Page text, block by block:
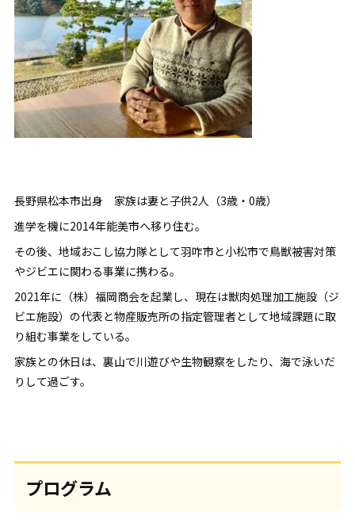
長野県松本市出身 家族は妻と子供2人（3歳・0歳）
進学を機に2014年能美市へ移り住む。
その後、地域おこし協力隊として羽咋市と小松市で鳥獣被害対策
やジビエに関わる事業に携わる。
2021年に（株）福岡商会を起業し、現在は獣肉処理加工施設（ジ
ビエ施設）の代表と物産販売所の指定管理者として地域課題に取
り組む事業をしている。
家族との休日は、裏山で川遊びや生物観察をしたり、海で泳いだ
りして過ごす。
プログラム